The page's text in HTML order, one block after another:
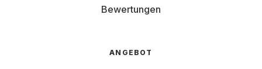
Bewertungen
ANGEBOT